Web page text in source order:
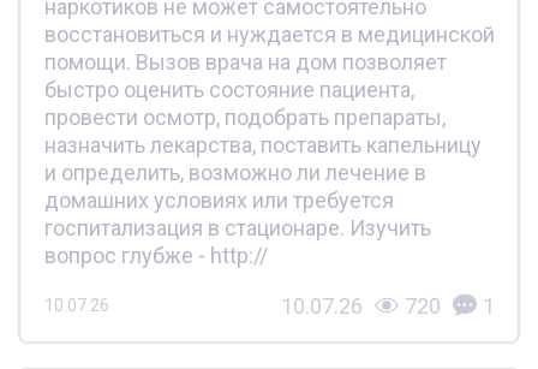
наркотиков не может самостоятельно
восстановиться и нуждается в медицинской
помощи. Вызов врача на дом позволяет
быстро оценить состояние пациента,
провести осмотр, подобрать препараты,
назначить лекарства, поставить капельницу
и определить, возможно ли лечение в
домашних условиях или требуется
госпитализация в стационаре. Изучить
вопрос глубже - http://
10.07.26 10.07.26 720 1